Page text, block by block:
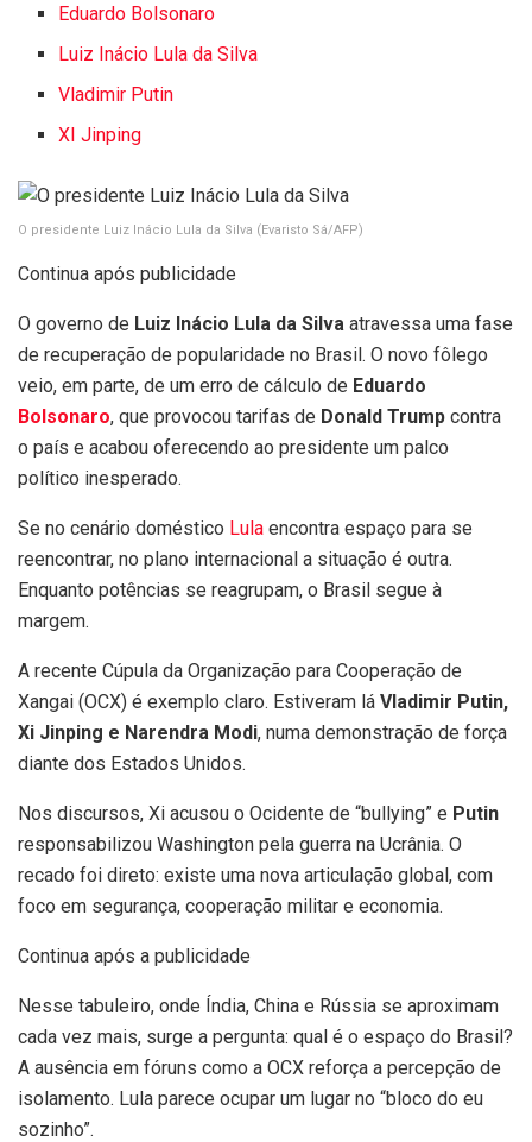
Eduardo Bolsonaro
Luiz Inácio Lula da Silva
Vladimir Putin
XI Jinping
O presidente Luiz Inácio Lula da Silva (Evaristo Sá/AFP)
Continua após publicidade
O governo de Luiz Inácio Lula da Silva atravessa uma fase
de recuperação de popularidade no Brasil. O novo fôlego
veio, em parte, de um erro de cálculo de Eduardo
Bolsonaro, que provocou tarifas de Donald Trump contra
o país e acabou oferecendo ao presidente um palco
político inesperado.
Se no cenário doméstico Lula encontra espaço para se
reencontrar, no plano internacional a situação é outra.
Enquanto potências se reagrupam, o Brasil segue à
margem.
A recente Cúpula da Organização para Cooperação de
Xangai (OCX) é exemplo claro. Estiveram lá Vladimir Putin,
Xi Jinping e Narendra Modi, numa demonstração de força
diante dos Estados Unidos.
Nos discursos, Xi acusou o Ocidente de “bullying” e Putin
responsabilizou Washington pela guerra na Ucrânia. O
recado foi direto: existe uma nova articulação global, com
foco em segurança, cooperação militar e economia.
Continua após a publicidade
Nesse tabuleiro, onde Índia, China e Rússia se aproximam
cada vez mais, surge a pergunta: qual é o espaço do Brasil?
A ausência em fóruns como a OCX reforça a percepção de
isolamento. Lula parece ocupar um lugar no “bloco do eu
sozinho”.